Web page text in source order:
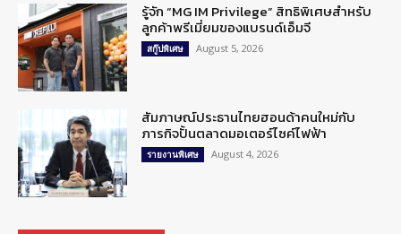
รู้จัก “MG IM Privilege” สิทธิพิเศษสำหรับ
ลูกค้าพรีเมี่ยมของแบรนด์เอ็มจี
สกู๊ปพิเศษ August 5, 2026
สัมภาษณ์ประธานไทยฮอนด้าคนใหม่กับ
ภารกิจปั้นตลาดมอเตอร์ไซค์ไฟฟ้า
รายงานพิเศษ August 4, 2026